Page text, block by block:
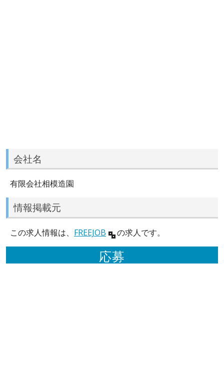
会社名
有限会社相模造園
情報掲載元
この求人情報は、 FREEJOB の求人です。
応募